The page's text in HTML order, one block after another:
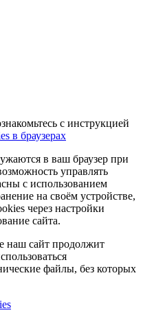
с инструкцией
в браузерах
в ваш браузер при
управлять
с использованием
на своём устройстве,
через настройки
сайта.
наш сайт продолжит
файлы, без которых